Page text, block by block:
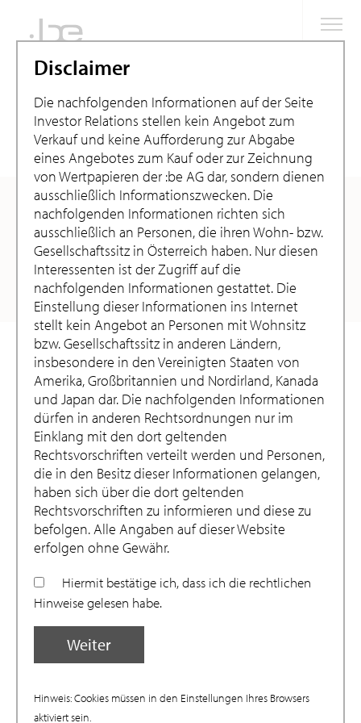
Home Investor Relations News
Pressemitteilungen
details
Neuerscheinung
Baumschlager Eberle
Architekten 2010–
2020
Die Monografie „Baumschlager Eberle Architekten
2010 – 2020“ dokumentiert ein Schaffen, das in
seiner selbstverständlichen Nachhaltigkeit
hochaktuell ist.
Die Publikation „Baumschlager Eberle Architekten
2010 – 2020“ präsentiert das jüngere Werk des
international tätigen Architekturbüros mit
Vorarlberger Wurzeln. Auf rund 600 Seiten werden
über 50 der im vergangenen Jahrzehnt
entstandenen Bauten ausführlicher sowie mehr als
ein Dutzend davon en Detail in Bildern, Plänen
und Texten vorgestellt. Wichtigste Botschaft: Jedes
Europa oder Asien – ist Ausdruck definierter Werte
Disclaimer
Die nachfolgenden Informationen auf der Seite
Investor Relations stellen kein Angebot zum
Verkauf und keine Aufforderung zur Abgabe
eines Angebotes zum Kauf oder zur Zeichnung
von Wertpapieren der :be AG dar, sondern dienen
ausschließlich Informationszwecken. Die
nachfolgenden Informationen richten sich
ausschließlich an Personen, die ihren Wohn- bzw.
Gesellschaftssitz in Österreich haben. Nur diesen
Interessenten ist der Zugriff auf die
nachfolgenden Informationen gestattet. Die
Einstellung dieser Informationen ins Internet
stellt kein Angebot an Personen mit Wohnsitz
bzw. Gesellschaftssitz in anderen Ländern,
insbesondere in den Vereinigten Staaten von
Amerika, Großbritannien und Nordirland, Kanada
und Japan dar. Die nachfolgenden Informationen
dürfen in anderen Rechtsordnungen nur im
Einklang mit den dort geltenden
Rechtsvorschriften verteilt werden und Personen,
die in den Besitz dieser Informationen gelangen,
haben sich über die dort geltenden
Rechtsvorschriften zu informieren und diese zu
befolgen. Alle Angaben auf dieser Website
erfolgen ohne Gewähr.
Hiermit bestätige ich, dass ich die rechtlichen
Hinweise gelesen habe.
Weiter
Hinweis: Cookies müssen in den Einstellungen Ihres Browsers
aktiviert sein.